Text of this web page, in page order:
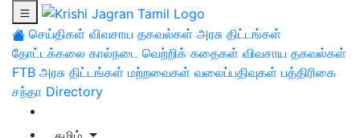
செய்திகள் விவசாய தகவல்கள் அரசு திட்டங்கள்
தோட்டக்கலை கால்நடை வெற்றிக் கதைகள் விவசாய தகவல்கள்
FTB அரசு திட்டங்கள் மற்றவைகள் வலைப்பதிவுகள் பத்திரிகை
சந்தா Directory